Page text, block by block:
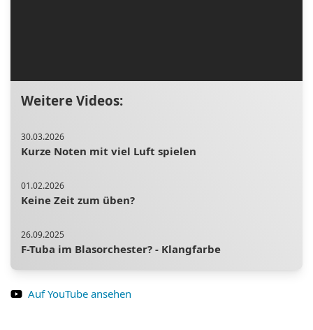
Weitere Videos:
30.03.2026
Kurze Noten mit viel Luft spielen
01.02.2026
Keine Zeit zum üben?
26.09.2025
F-Tuba im Blasorchester? - Klangfarbe
Detailwissen Mundstück: Teil 3 - der Schaft
Auf YouTube ansehen